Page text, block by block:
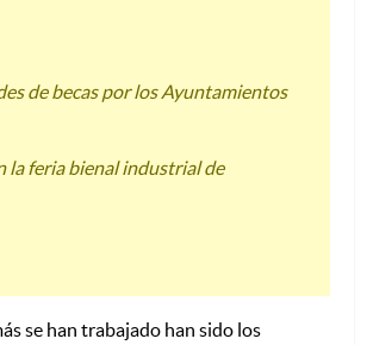
de becas por los Ayuntamientos
la feria bienal industrial de
se han trabajado han sido los